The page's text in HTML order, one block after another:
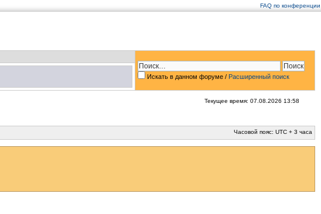
FAQ по конференции
Искать в данном форуме / Расширенный поиск
Текущее время: 07.08.2026 13:58
Часовой пояс: UTC + 3 часа